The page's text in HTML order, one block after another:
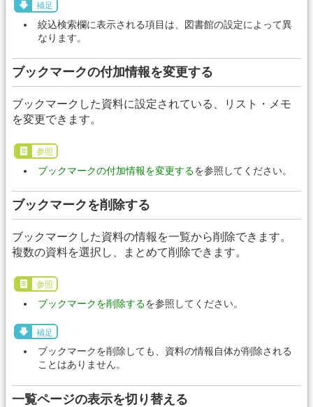
補足
絞込検索欄に表示される項目は、図書館の設定によって異
なります。
ブックマークの付加情報を変更する
ブックマークした資料に設定されている、リスト・メモ
を変更できます。
参照
ブックマークの付加情報を変更するを参照してください。
ブックマークを削除する
ブックマークした資料の情報を一覧から削除できます。
複数の資料を選択し、まとめて削除できます。
参照
ブックマークを削除するを参照してください。
補足
ブックマークを削除しても、資料の情報自体が削除される
ことはありません。
一覧ページの表示を切り替える